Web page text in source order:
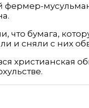
что бумага,
и сняли с них
христианская